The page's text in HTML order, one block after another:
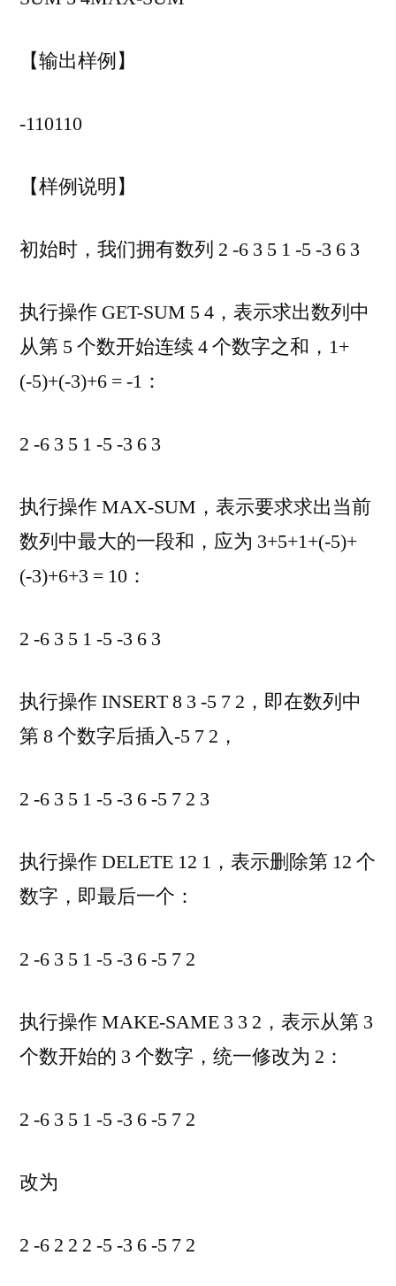
【输出样例】
-110110
【样例说明】
初始时，我们拥有数列 2 -6 3 5 1 -5 -3 6 3
执行操作 GET-SUM 5 4，表示求出数列中
从第 5 个数开始连续 4 个数字之和，1+
(-5)+(-3)+6 = -1：
2 -6 3 5 1 -5 -3 6 3
执行操作 MAX-SUM，表示要求求出当前
数列中最大的一段和，应为 3+5+1+(-5)+
(-3)+6+3 = 10：
2 -6 3 5 1 -5 -3 6 3
执行操作 INSERT 8 3 -5 7 2，即在数列中
第 8 个数字后插入-5 7 2，
2 -6 3 5 1 -5 -3 6 -5 7 2 3
执行操作 DELETE 12 1，表示删除第 12 个
数字，即最后一个：
2 -6 3 5 1 -5 -3 6 -5 7 2
执行操作 MAKE-SAME 3 3 2，表示从第 3
个数开始的 3 个数字，统一修改为 2：
2 -6 3 5 1 -5 -3 6 -5 7 2
改为
2 -6 2 2 2 -5 -3 6 -5 7 2